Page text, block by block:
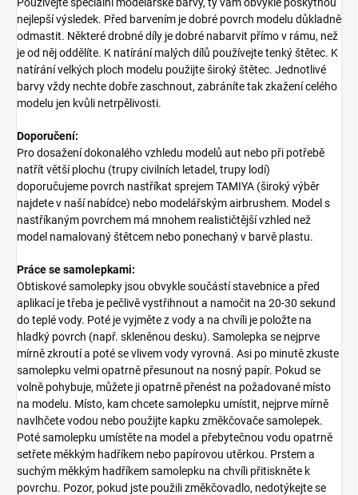
nejlepší výsledek. Před barvením je dobré povrch modelu důkladně
odmastit. Některé drobné díly je dobré nabarvit přímo v rámu, než
je od něj oddělíte. K natírání malých dílů používejte tenký štětec. K
natírání velkých ploch modelu použijte široký štětec. Jednotlivé
barvy vždy nechte dobře zaschnout, zabráníte tak zkažení celého
modelu jen kvůli netrpělivosti.
Doporučení:
Pro dosažení dokonalého vzhledu modelů aut nebo při potřebě
natřít větší plochu (trupy civilních letadel, trupy lodí)
doporučujeme povrch nastříkat sprejem TAMIYA (široký výběr
najdete v naší nabídce) nebo modelářským airbrushem. Model s
nastříkaným povrchem má mnohem realističtější vzhled než
model namalovaný štětcem nebo ponechaný v barvě plastu.
Práce se samolepkami:
Obtiskové samolepky jsou obvykle součástí stavebnice a před
aplikací je třeba je pečlivě vystřihnout a namočit na 20-30 sekund
do teplé vody. Poté je vyjměte z vody a na chvíli je položte na
hladký povrch (např. skleněnou desku). Samolepka se nejprve
mírně zkroutí a poté se vlivem vody vyrovná. Asi po minutě zkuste
samolepku velmi opatrně přesunout na nosný papír. Pokud se
volně pohybuje, můžete ji opatrně přenést na požadované místo
na modelu. Místo, kam chcete samolepku umístit, nejprve mírně
navlhčete vodou nebo použijte kapku změkčovače samolepek.
Poté samolepku umístěte na model a přebytečnou vodu opatrně
setřete měkkým hadříkem nebo papírovou utěrkou. Prstem a
suchým měkkým hadříkem samolepku na chvíli přitiskněte k
povrchu. Pozor, pokud jste použili změkčovadlo, nedotýkejte se